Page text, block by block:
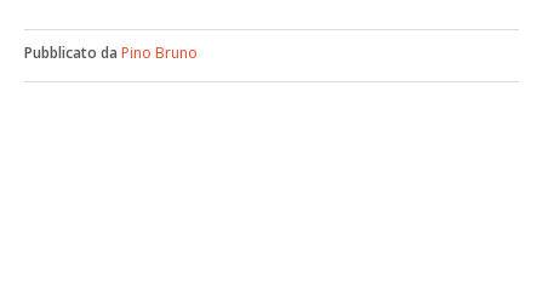
Pubblicato da Pino Bruno